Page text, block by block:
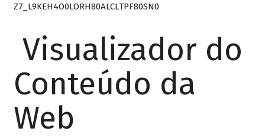
Z7_L9KEH4O0LORH80ALCLTPF80SN0
Visualizador do
Conteúdo da
Web